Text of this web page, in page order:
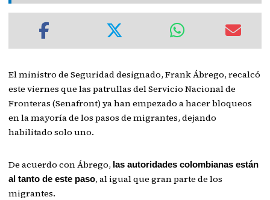
El ministro de Seguridad designado, Frank Ábrego, recalcó
este viernes que las patrullas del Servicio Nacional de
Fronteras (Senafront) ya han empezado a hacer bloqueos
en la mayoría de los pasos de migrantes, dejando
habilitado solo uno.
De acuerdo con Ábrego, las autoridades colombianas están
al tanto de este paso, al igual que gran parte de los
migrantes.